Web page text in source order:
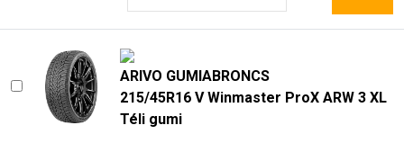
ARIVO GUMIABRONCS
215/45R16 V Winmaster ProX ARW 3 XL
Téli gumi